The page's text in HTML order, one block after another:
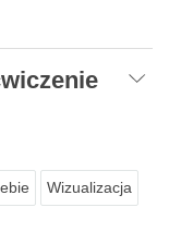
Wizualizacja